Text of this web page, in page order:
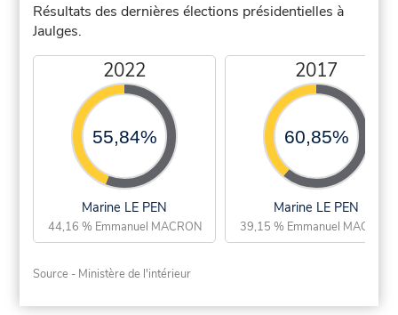
Résultats des dernières élections présidentielles à
Jaulges.
2022
55,84%
Marine LE PEN
44,16 % Emmanuel MACRON
2017
60,85%
Marine LE PEN
39,15 % Emmanuel MACRON
Source - Ministère de l'intérieur